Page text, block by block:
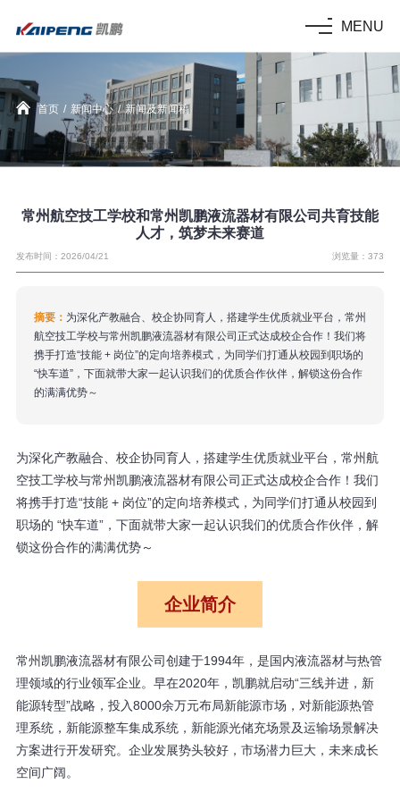
MENU
首页 / 新闻中心 / 新闻及新闻稿
常州航空技工学校和常州凯鹏液流器材有限公司共育技能
人才，筑梦未来赛道
发布时间：2026/04/21 浏览量：373
摘要： 为深化产教融合、校企协同育人，搭建学生优质就业平台，常州
航空技工学校与常州凯鹏液流器材有限公司正式达成校企合作！我们将
携手打造“技能 + 岗位”的定向培养模式，为同学们打通从校园到职场的
“快车道”，下面就带大家一起认识我们的优质合作伙伴，解锁这份合作
的满满优势～
为深化产教融合、校企协同育人，搭建学生优质就业平台，常州航
空技工学校与常州凯鹏液流器材有限公司正式达成校企合作！我们
将携手打造“技能 + 岗位”的定向培养模式，为同学们打通从校园到
职场的 “快车道”，下面就带大家一起认识我们的优质合作伙伴，解
锁这份合作的满满优势～
企业简介
常州凯鹏液流器材有限公司创建于1994年，是国内液流器材与热管
理领域的行业领军企业。早在2020年，凯鹏就启动“三线并进，新
能源转型”战略，投入8000余万元布局新能源市场，对新能源热管
理系统，新能源整车集成系统，新能源光储充场景及运输场景解决
方案进行开发研究。企业发展势头较好，市场潜力巨大，未来成长
空间广阔。